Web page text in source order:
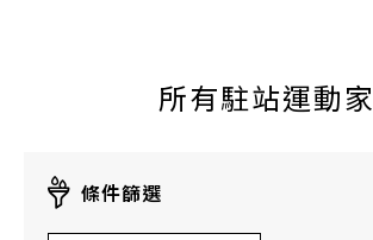
所有駐站運動家
條件篩選